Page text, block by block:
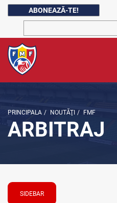
ABONEAZĂ-TE!
PRINCIPALA / NOUTĂŢI / FMF
ARBITRAJ
SIDEBAR